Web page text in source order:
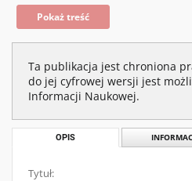
Pokaż treść
Ta publikacja jest chroniona
do jej cyfrowej wersji jest
Informacji Naukowej.
OPIS
Tytuł: